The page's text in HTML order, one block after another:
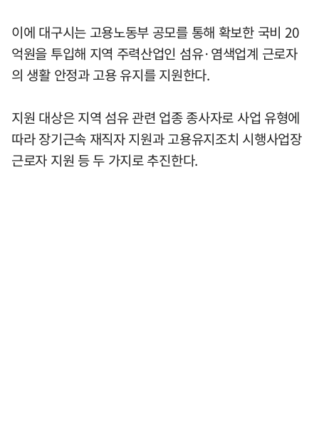
이에 대구시는 고용노동부 공모를 통해 확보한 국비 20
억원을 투입해 지역 주력산업인 섬유·염색업계 근로자
의 생활 안정과 고용 유지를 지원한다.
지원 대상은 지역 섬유 관련 업종 종사자로 사업 유형에
따라 장기근속 재직자 지원과 고용유지조치 시행사업장
근로자 지원 등 두 가지로 추진한다.